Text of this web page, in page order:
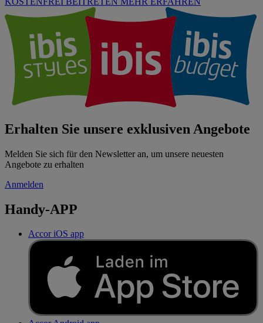
Erhalten Sie unsere exklusiven Angebote
Melden Sie sich für den Newsletter an, um unsere neuesten
Angebote zu erhalten
Anmelden
Handy-APP
Accor iOS app